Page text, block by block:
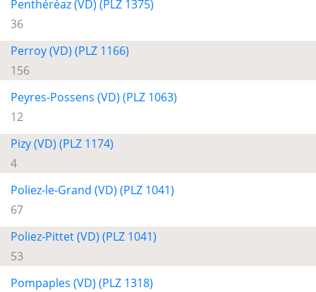
Penthéréaz (VD) (PLZ 1375)
36
Perroy (VD) (PLZ 1166)
156
Peyres-Possens (VD) (PLZ 1063)
12
Pizy (VD) (PLZ 1174)
4
Poliez-le-Grand (VD) (PLZ 1041)
67
Poliez-Pittet (VD) (PLZ 1041)
53
Pompaples (VD) (PLZ 1318)